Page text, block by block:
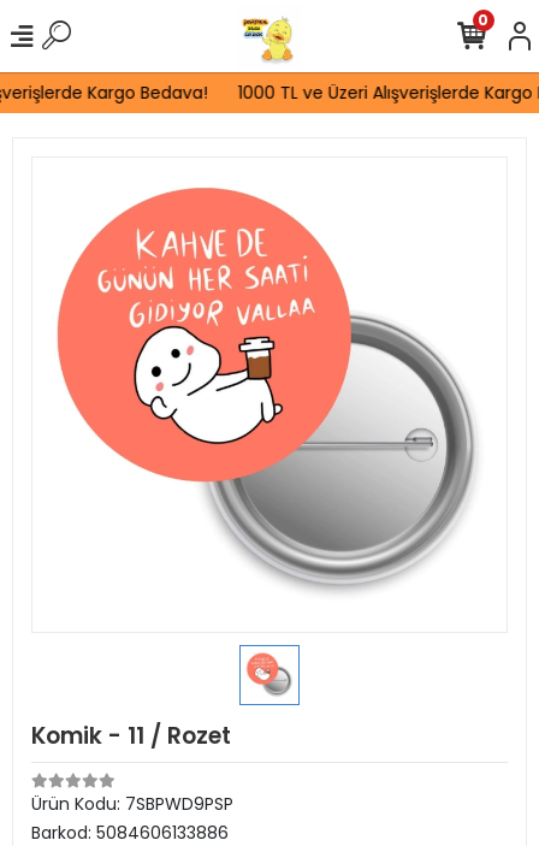
Kargo Bedava! 1000 TL ve Üzeri Alışverişlerde Kargo
0
Komik - 11 / Rozet
Ürün Kodu: 7SBPWD9PSP
Barkod: 5084606133886